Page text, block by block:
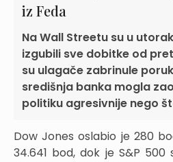
iz Feda
Na Wall Streetu su u
izgubili sve dobitke od
su ulagače zabrinule
središnja banka mogla
politiku agresivnije nego
Dow Jones oslabio je 280
34.641 bod, dok je S&P 500